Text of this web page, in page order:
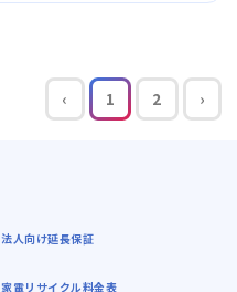
‹ 1 2 ›
法人向け延長保証
家電リサイクル料金表